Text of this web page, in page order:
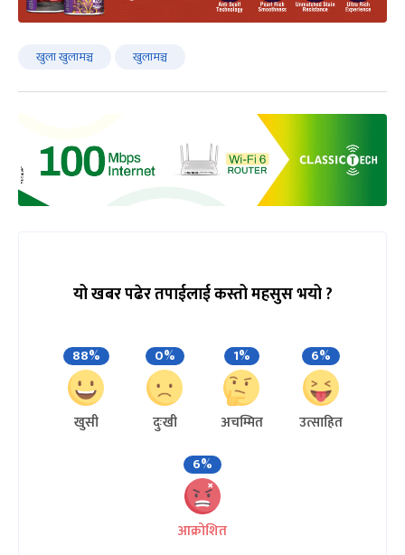
खुला खुलामञ्च खुलामञ्च
यो खबर पढेर तपाईलाई कस्तो महसुस भयो ?
88%
खुसी
0%
दुःखी
1%
अचम्मित
6%
उत्साहित
6%
आक्रोशित